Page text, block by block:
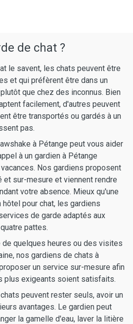
de chat ?
le savent, les chats peuvent être
et qui préfèrent être dans un
que chez des inconnus. Bien
facilement, d'autres peuvent
être transportés ou gardés à un
pas.
à Pétange peut vous aider
à un gardien à Pétange
Nos gardiens proposent
et sur-mesure et viennent rendre
votre absence. Mieux qu'une
hôtel pour chat, les gardiens
de garde adaptés aux
pattes.
quelques heures ou des visites
nos gardiens de chats à
un service sur-mesure afin
plus exigeants soient satisfaits.
peuvent rester seuls, avoir un
avantages. Le gardien peut
la gamelle d'eau, laver la litière